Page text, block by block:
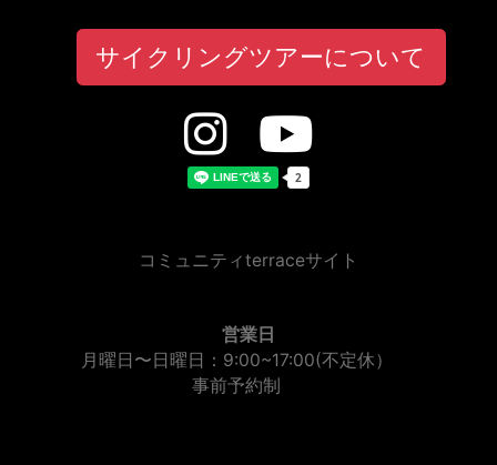
サイクリングツアーについて
コミュニティterraceサイト
営業日
月曜日〜日曜日：9:00~17:00(不定休）
事前予約制